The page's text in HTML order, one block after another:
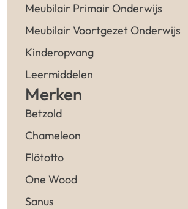
Meubilair Primair Onderwijs
Meubilair Voortgezet Onderwijs
Kinderopvang
Leermiddelen
Merken
Betzold
Chameleon
Flötotto
One Wood
Sanus